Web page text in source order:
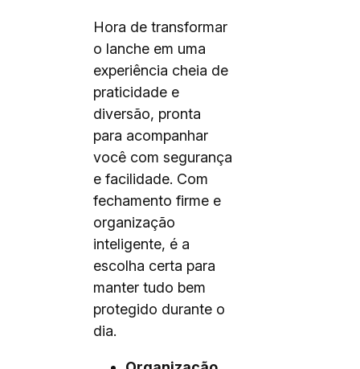
Hora de transformar
o lanche em uma
experiência cheia de
praticidade e
diversão, pronta
para acompanhar
você com segurança
e facilidade. Com
fechamento firme e
organização
inteligente, é a
escolha certa para
manter tudo bem
protegido durante o
dia.